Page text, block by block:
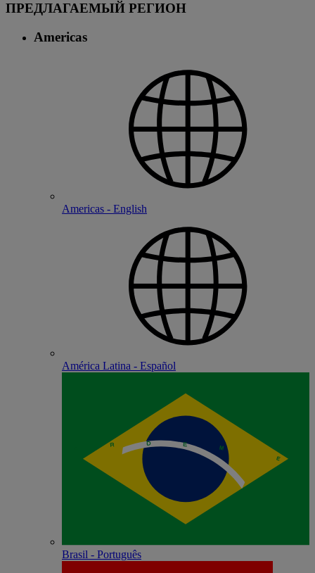
ПРЕДЛАГАЕМЫЙ РЕГИОН
Americas
Americas - English
América Latina - Español
Brasil - Português